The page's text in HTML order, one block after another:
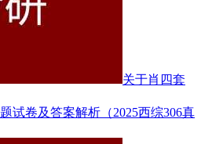
关于肖四套
试卷及答案解析（2025西综306真